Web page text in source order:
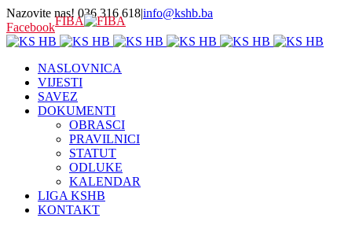
Nazovite nas! 036 316 618|info@kshb.ba
FacebookFIBA
NASLOVNICA
VIJESTI
SAVEZ
DOKUMENTI
OBRASCI
PRAVILNICI
STATUT
ODLUKE
KALENDAR
LIGA KSHB
KONTAKT